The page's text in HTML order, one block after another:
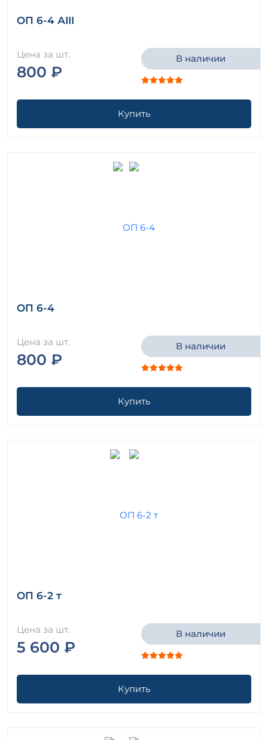
ОП 6-4 АIII
Цена за шт.
800 ₽
В наличии
Купить
ОП 6-4
Цена за шт.
800 ₽
В наличии
Купить
ОП 6-2 т
Цена за шт.
5 600 ₽
В наличии
Купить